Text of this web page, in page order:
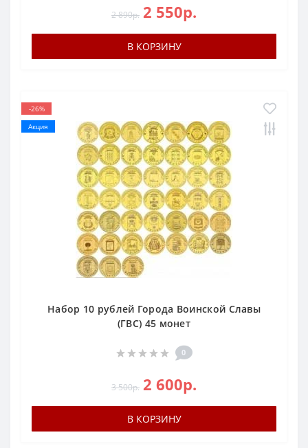
2 890р. 2 550р.
В КОРЗИНУ
-26%
Акция
Набор 10 рублей Города Воинской Славы
(ГВС) 45 монет
0
3 500р. 2 600р.
В КОРЗИНУ